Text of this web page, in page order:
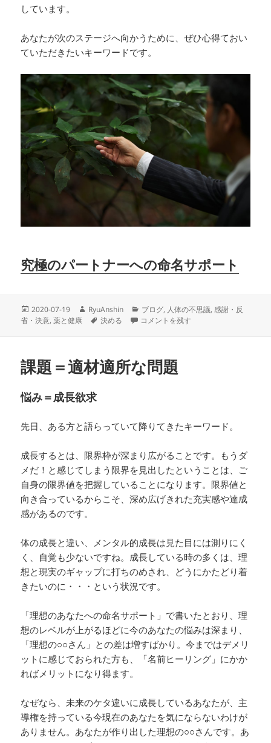
しています。
あなたが次のステージへ向かうために、ぜひ心得ておい
ていただきたいキーワードです。
究極のパートナーへの命名サポート
投
稿
2020-07-19
作
成
RyuAnshin
カ
テ
ブログ, 人体の不思議,感謝・反
省・決意,薬と健康
タ
決める 自然治癒力の正体（本気力） に
コメントを残す
課題＝適材適所な問題
悩み＝成長欲求
先日、ある方と語らっていて降りてきたキーワード。
成長するとは、限界枠が深まり広がることです。もうダ
メだ！と感じてしまう限界を見出したということは、ご
自身の限界値を把握していることになります。限界値と
向き合っているからこそ、深め広げきれた充実感や達成
感があるのです。
体の成長と違い、メンタル的成長は見た目には測りにく
く、自覚も少ないですね。成長している時の多くは、理
想と現実のギャップに打ちのめされ、どうにかたどり着
きたいのに・・・という状況です。
「理想のあなたへの命名サポート」で書いたとおり、理
想のレベルが上がるほどに今のあなたの悩みは深まり、
「理想の○○さん」との差は増すばかり。今まではデメリ
ットに感じておられた方も、「名前ヒーリング」にかか
ればメリットになり得ます。
なぜなら、未来のケタ違いに成長しているあなたが、主
導権を持っている今現在のあなたを気にならないわけが
ありません。あなたが作り出した理想の○○さんです。あ